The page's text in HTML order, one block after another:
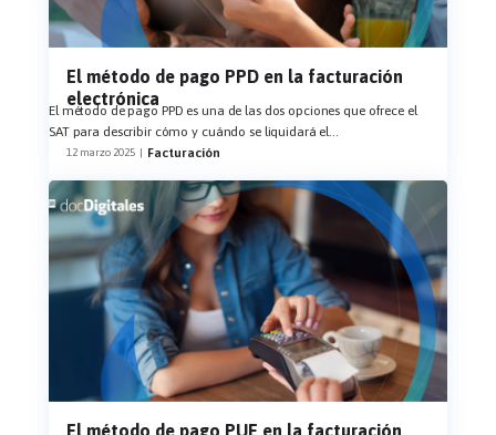
El método de pago PPD en la facturación
electrónica
El método de pago PPD es una de las dos opciones que ofrece el
SAT para describir cómo y cuándo se liquidará el
12 marzo 2025 | Facturación
El método de pago PUE en la facturación